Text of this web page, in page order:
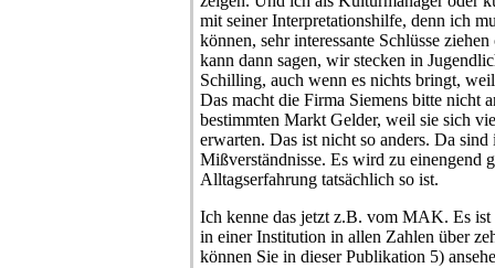
mit seiner Interpretationshilfe, denn ich
können, sehr interessante Schlüsse
kann dann sagen, wir stecken in
Schilling, auch wenn es nichts bringt,
Das macht die Firma Siemens bitte nicht
bestimmten Markt Gelder, weil sie sich
erwarten. Das ist nicht so anders. Da
Mißverständnisse. Es wird zu einengend
Alltagserfahrung tatsächlich so ist.
Ich kenne das jetzt z.B. vom MAK. Es ist
in einer Institution in allen Zahlen über
können Sie in dieser Publikation 5)